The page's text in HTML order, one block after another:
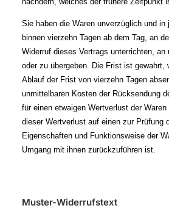
Sie haben die Waren unverzüglich und
binnen vierzehn Tagen ab dem Tag, an
Widerruf dieses Vertrags unterrichten, an
oder zu übergeben. Die Frist ist gewahrt,
Ablauf der Frist von vierzehn Tagen
unmittelbaren Kosten der Rücksendung
für einen etwaigen Wertverlust der
dieser Wertverlust auf einen zur Prüfung
Eigenschaften und Funktionsweise der
Umgang mit ihnen zurückzuführen ist.
Muster-Widerrufstext